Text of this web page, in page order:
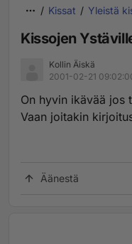
Kissat Yleistä
Kissojen
Kollin Äiskä
2001-02-21
On hyvin ikävää jos
Vaan joitakin
Äänestä